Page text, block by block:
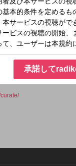
信を行うレコード総合
点で「今、そしてこれか
承諾して